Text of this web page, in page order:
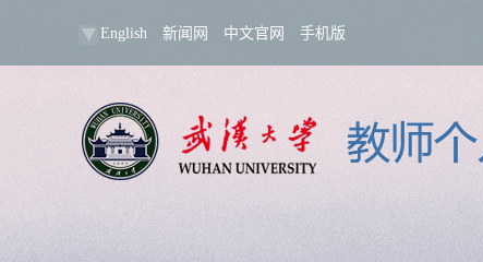
English 新闻网 中文官网 手机版